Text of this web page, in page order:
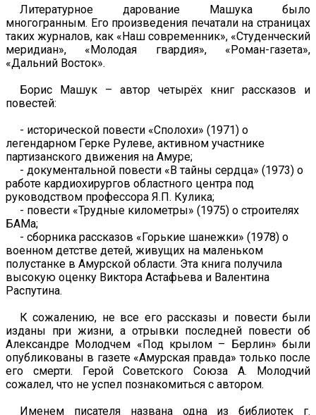
Литературное дарование Машука было
многогранным. Его произведения печатали на страницах
таких журналов, как «Наш современник», «Студенческий
меридиан», «Молодая гвардия», «Роман-газета»,
«Дальний Восток».
Борис Машук – автор четырёх книг рассказов и
повестей:
- исторической повести «Сполохи» (1971) о
легендарном Герке Рулеве, активном участнике
партизанского движения на Амуре;
- документальной повести «В тайны сердца» (1973) о
работе кардиохирургов областного центра под
руководством профессора Я.П. Кулика;
- повести «Трудные километры» (1975) о строителях
БАМа;
- сборника рассказов «Горькие шанежки» (1978) о
военном детстве детей, живущих на маленьком
полустанке в Амурской области. Эта книга получила
высокую оценку Виктора Астафьева и Валентина
Распутина.
К сожалению, не все его рассказы и повести были
изданы при жизни, а отрывки последней повести об
Александре Молодчем «Под крылом – Берлин» были
опубликованы в газете «Амурская правда» только после
его смерти. Герой Советского Союза А. Молодчий
сожалел, что не успел познакомиться с автором.
Именем писателя названа одна из библиотек г.